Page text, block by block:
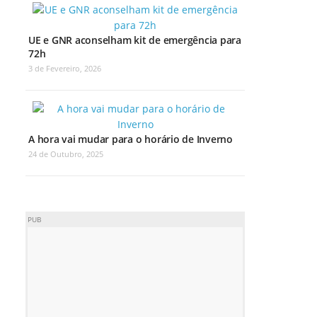
UE e GNR aconselham kit de emergência para
72h
3 de Fevereiro, 2026
A hora vai mudar para o horário de Inverno
24 de Outubro, 2025
PUB